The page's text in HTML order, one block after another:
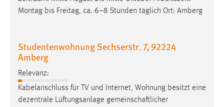
Montag bis Freitag, ca. 6–8 Stunden täglich Ort: Amberg
Studentenwohnung Sechserstr. 7, 92224
Amberg
Relevanz:
Kabelanschluss für TV und Internet, Wohnung besitzt eine
dezentrale Lüftungsanlage gemeinschaftlicher